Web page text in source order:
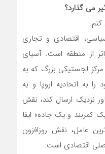
می گذارد؟
اقتصادی و تجاری
از منطقه است. آسیای
لجستیکی بزرگ که به
به اتحادیه اروپا و به
نزدیک ارسال کند، نقش
کمربند و یک جاده» ایفا
عامل، نقش روزافزون
اقتصادی است.